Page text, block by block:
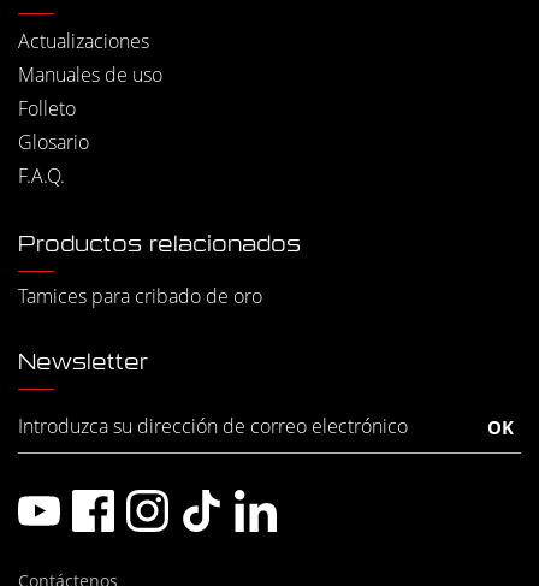
Actualizaciones
Manuales de uso
Folleto
Glosario
F.A.Q.
Productos relacionados
Tamices para cribado de oro
Newsletter
Contáctenos